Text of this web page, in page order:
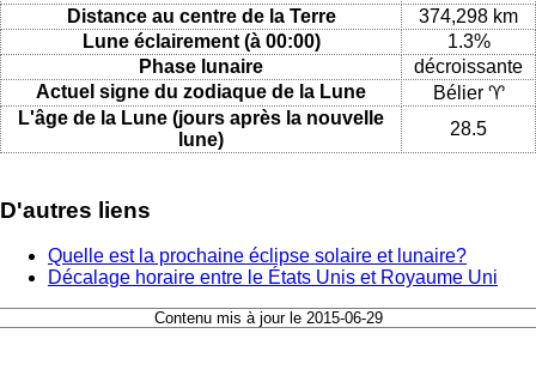
Distance au centre de la Terre
374,298 km
Lune éclairement (à 00:00)
1.3%
Phase lunaire
décroissante
Actuel signe du zodiaque de la Lune
Bélier ♈
L'âge de la Lune (jours après la nouvelle
lune)
28.5
D'autres liens
Quelle est la prochaine éclipse solaire et lunaire?
Décalage horaire entre le États Unis et Royaume Uni
Contenu mis à jour le 2015-06-29